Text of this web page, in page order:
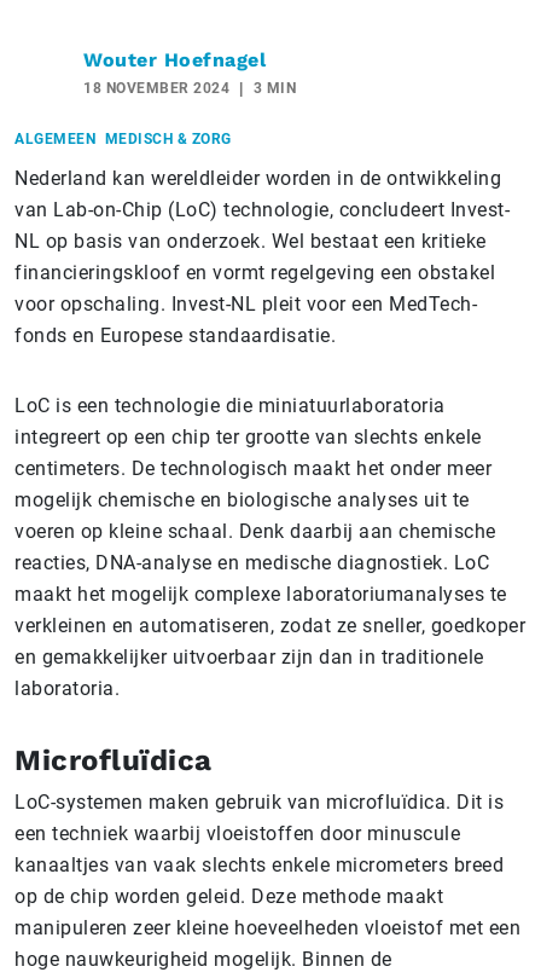
Wouter Hoefnagel
18 NOVEMBER 2024 3 MIN
ALGEMEEN MEDISCH & ZORG
Nederland kan wereldleider worden in de ontwikkeling
van Lab-on-Chip (LoC) technologie, concludeert Invest-
NL op basis van onderzoek. Wel bestaat een kritieke
financieringskloof en vormt regelgeving een obstakel
voor opschaling. Invest-NL pleit voor een MedTech-
fonds en Europese standaardisatie.
LoC is een technologie die miniatuurlaboratoria
integreert op een chip ter grootte van slechts enkele
centimeters. De technologisch maakt het onder meer
mogelijk chemische en biologische analyses uit te
voeren op kleine schaal. Denk daarbij aan chemische
reacties, DNA-analyse en medische diagnostiek. LoC
maakt het mogelijk complexe laboratoriumanalyses te
verkleinen en automatiseren, zodat ze sneller, goedkoper
en gemakkelijker uitvoerbaar zijn dan in traditionele
laboratoria.
Microfluïdica
LoC-systemen maken gebruik van microfluïdica. Dit is
een techniek waarbij vloeistoffen door minuscule
kanaaltjes van vaak slechts enkele micrometers breed
op de chip worden geleid. Deze methode maakt
manipuleren zeer kleine hoeveelheden vloeistof met een
hoge nauwkeurigheid mogelijk. Binnen de